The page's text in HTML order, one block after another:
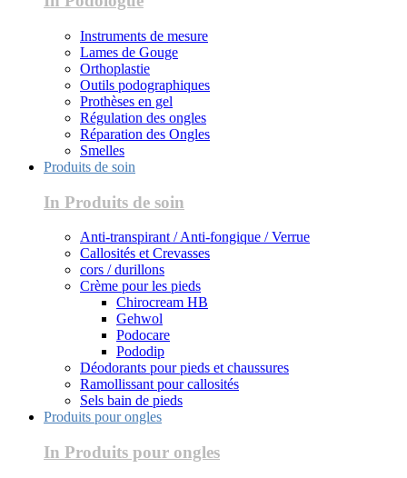
Instruments de mesure
Lames de Gouge
Orthoplastie
Outils podographiques
Prothèses en gel
Régulation des ongles
Réparation des Ongles
Smelles
Produits de soin
In Produits de soin
Anti-transpirant / Anti-fongique / Verrue
Callosités et Crevasses
cors / durillons
Crème pour les pieds
Chirocream HB
Gehwol
Podocare
Pododip
Déodorants pour pieds et chaussures
Ramollissant pour callosités
Sels bain de pieds
Produits pour ongles
In Produits pour ongles